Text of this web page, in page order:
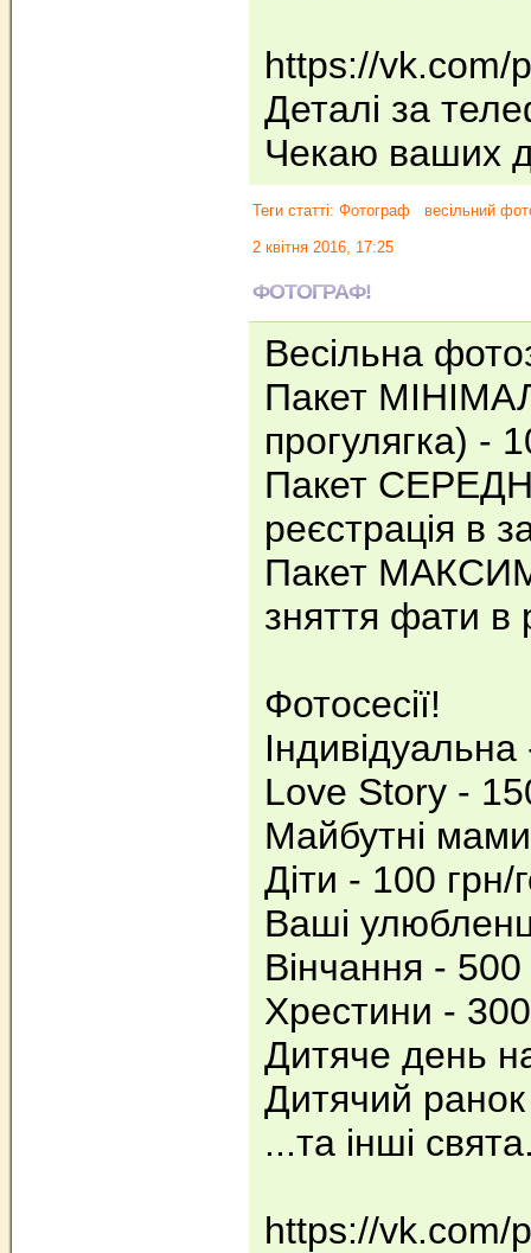
https://vk.com/
Деталі за
Чекаю ваших
Теги статті: Фотограф весільний
2 квітня 2016, 17:25
ФОТОГРАФ!
Весільна
Пакет
прогулягка) -
Пакет
реєстрація в
Пакет
зняття фати в
Фотосесії!
Love Story -
Майбутні
Діти - 100 грн/
Ваші
Вінчання - 500
Хрестини -
Дитяче день
Дитячий
...та інші
https://vk.com/